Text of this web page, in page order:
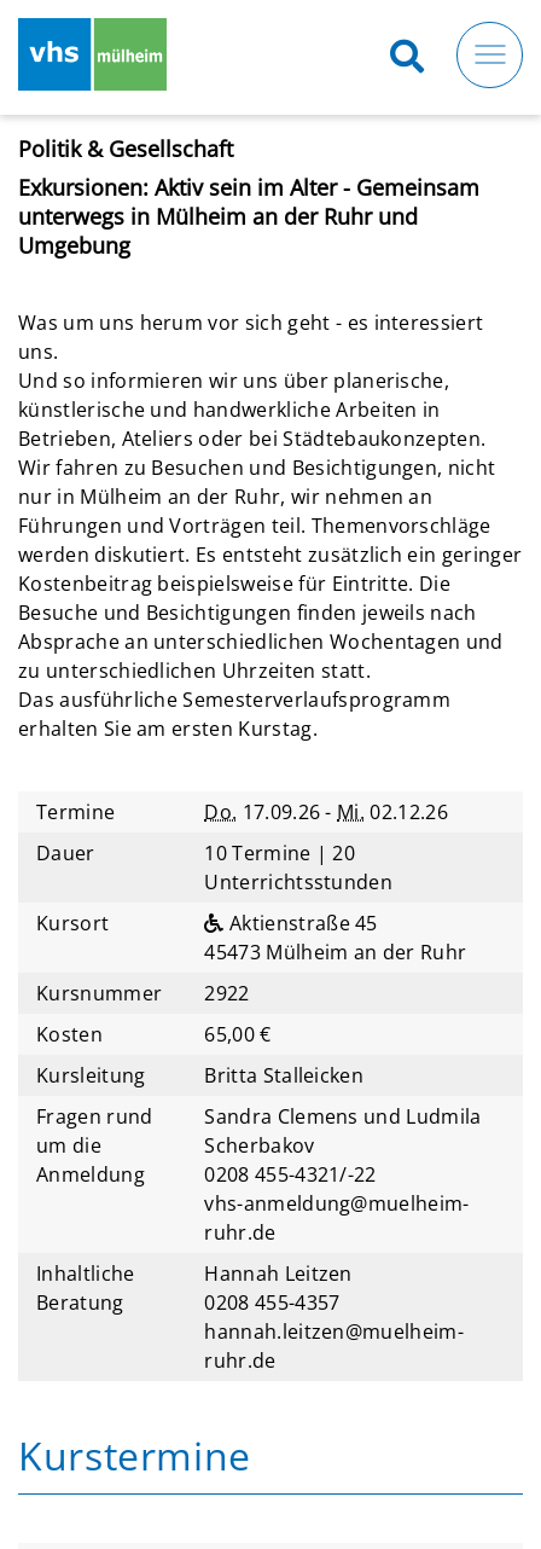
Politik & Gesellschaft
Exkursionen: Aktiv sein im Alter - Gemeinsam
unterwegs in Mülheim an der Ruhr und
Umgebung
Was um uns herum vor sich geht - es interessiert
uns.
Und so informieren wir uns über planerische,
künstlerische und handwerkliche Arbeiten in
Betrieben, Ateliers oder bei Städtebaukonzepten.
Wir fahren zu Besuchen und Besichtigungen, nicht
nur in Mülheim an der Ruhr, wir nehmen an
Führungen und Vorträgen teil. Themenvorschläge
werden diskutiert. Es entsteht zusätzlich ein geringer
Kostenbeitrag beispielsweise für Eintritte. Die
Besuche und Besichtigungen finden jeweils nach
Absprache an unterschiedlichen Wochentagen und
zu unterschiedlichen Uhrzeiten statt.
Das ausführliche Semesterverlaufsprogramm
erhalten Sie am ersten Kurstag.
Termine Do. 17.09.26 - Mi. 02.12.26
Dauer
10 Termine | 20
Unterrichtsstunden
Kursort
Aktienstraße 45
45473 Mülheim an der Ruhr
Kursnummer
2922
Kosten
65,00 €
Kursleitung
Britta Stalleicken
Fragen rund
um die
Anmeldung
Sandra Clemens und Ludmila
Scherbakov
0208 455-4321/-22
vhs-anmeldung@muelheim-
ruhr.de
Inhaltliche
Beratung
Hannah Leitzen
0208 455-4357
hannah.leitzen@muelheim-
ruhr.de
Kurstermine